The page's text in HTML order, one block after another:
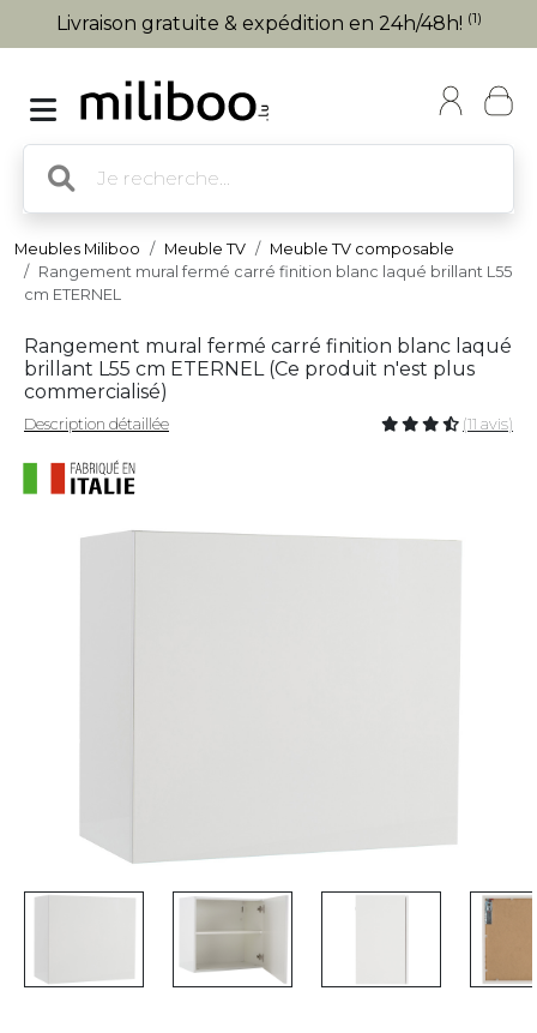
Livraison gratuite & expédition en 24h/48h! (1)
Meubles Miliboo Meuble TV
Meuble TV composable
Rangement mural fermé carré finition blanc laqué brillant L55
cm ETERNEL
Rangement mural fermé carré finition blanc laqué
brillant L55 cm ETERNEL (Ce produit n'est plus
commercialisé)
Description détaillée (11 avis)